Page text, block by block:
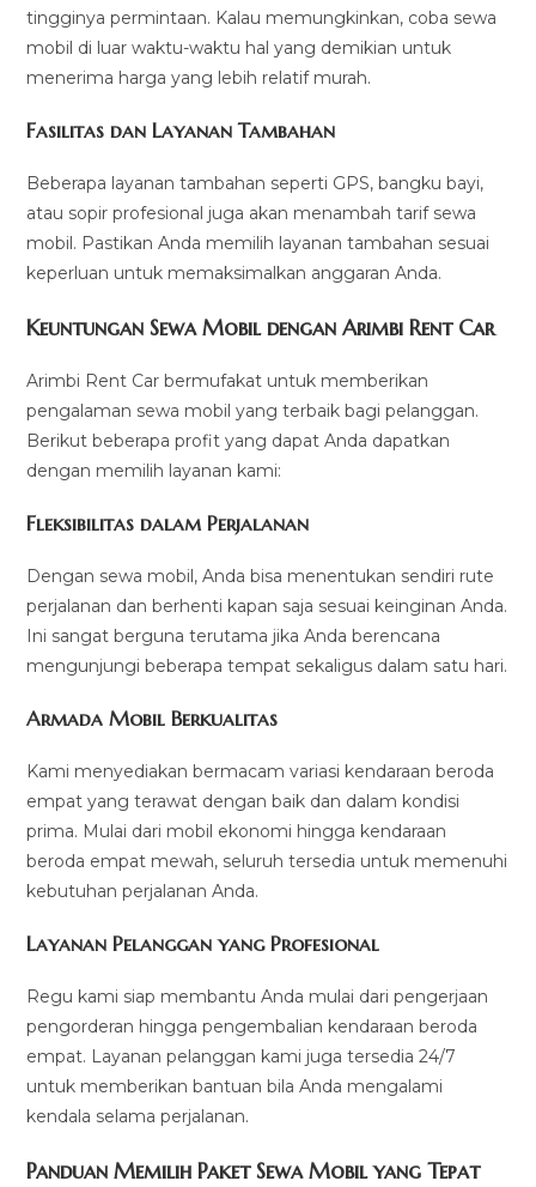
tingginya permintaan. Kalau memungkinkan, coba sewa
mobil di luar waktu-waktu hal yang demikian untuk
menerima harga yang lebih relatif murah.
Fasilitas dan Layanan Tambahan
Beberapa layanan tambahan seperti GPS, bangku bayi,
atau sopir profesional juga akan menambah tarif sewa
mobil. Pastikan Anda memilih layanan tambahan sesuai
keperluan untuk memaksimalkan anggaran Anda.
Keuntungan Sewa Mobil dengan Arimbi Rent Car
Arimbi Rent Car bermufakat untuk memberikan
pengalaman sewa mobil yang terbaik bagi pelanggan.
Berikut beberapa profit yang dapat Anda dapatkan
dengan memilih layanan kami:
Fleksibilitas dalam Perjalanan
Dengan sewa mobil, Anda bisa menentukan sendiri rute
perjalanan dan berhenti kapan saja sesuai keinginan Anda.
Ini sangat berguna terutama jika Anda berencana
mengunjungi beberapa tempat sekaligus dalam satu hari.
Armada Mobil Berkualitas
Kami menyediakan bermacam variasi kendaraan beroda
empat yang terawat dengan baik dan dalam kondisi
prima. Mulai dari mobil ekonomi hingga kendaraan
beroda empat mewah, seluruh tersedia untuk memenuhi
kebutuhan perjalanan Anda.
Layanan Pelanggan yang Profesional
Regu kami siap membantu Anda mulai dari pengerjaan
pengorderan hingga pengembalian kendaraan beroda
empat. Layanan pelanggan kami juga tersedia 24/7
untuk memberikan bantuan bila Anda mengalami
kendala selama perjalanan.
Panduan Memilih Paket Sewa Mobil yang Tepat